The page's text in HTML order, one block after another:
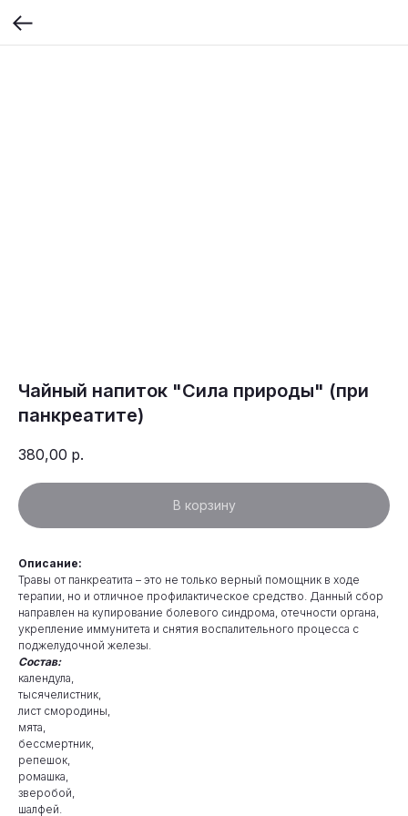
Чайный напиток "Сила природы" (при
панкреатите)
380,00 р.
В корзину
Описание:
Травы от панкреатита – это не только верный помощник в ходе
терапии, но и отличное профилактическое средство. Данный сбор
направлен на купирование болевого синдрома, отечности органа,
укрепление иммунитета и снятия воспалительного процесса с
поджелудочной железы.
Состав:
календула,
тысячелистник,
лист смородины,
мята,
бессмертник,
репешок,
ромашка,
зверобой,
шалфей.